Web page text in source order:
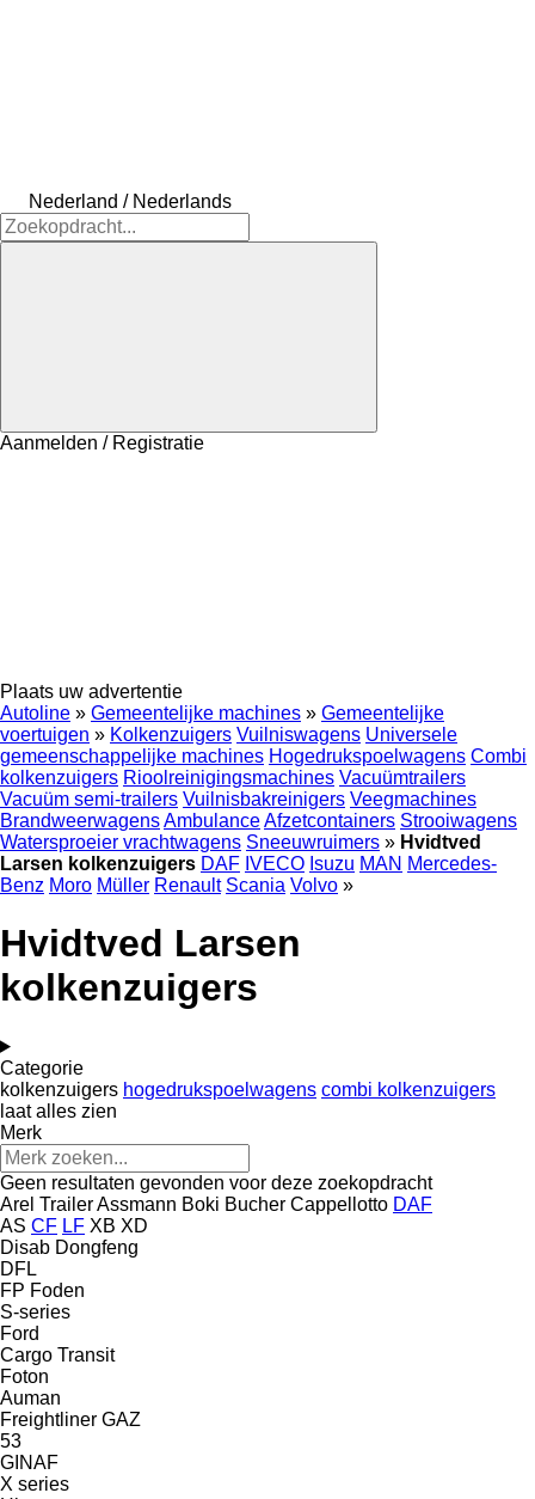
Nederland / Nederlands
Aanmelden / Registratie
Plaats uw advertentie
Autoline » Gemeentelijke machines » Gemeentelijke
voertuigen » Kolkenzuigers Vuilniswagens Universele
gemeenschappelijke machines Hogedrukspoelwagens Combi
kolkenzuigers Rioolreinigingsmachines Vacuümtrailers
Vacuüm semi-trailers Vuilnisbakreinigers Veegmachines
BrandweerwagensAmbulanceAfzetcontainers Strooiwagens
Watersproeier vrachtwagens Sneeuwruimers » Hvidtved
Larsen kolkenzuigers DAF IVECO Isuzu MAN Mercedes-
Benz Moro Müller Renault Scania Volvo »
Hvidtved Larsen
kolkenzuigers
Categorie
kolkenzuigers hogedrukspoelwagens combi kolkenzuigers
laat alles zien
Merk
Geen resultaten gevonden voor deze zoekopdracht
Arel TrailerAssmann Boki Bucher Cappellotto DAF
AS CF LF XB XD
Disab Dongfeng
DFL
FP Foden
S-series
Ford
Cargo Transit
Foton
Auman
Freightliner GAZ
53
GINAF
X series